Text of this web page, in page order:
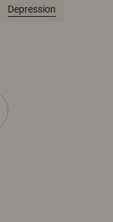
Depression